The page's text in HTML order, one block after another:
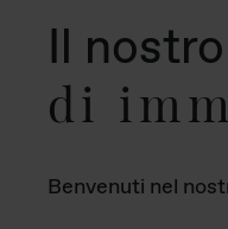
Il nostro
di
Benvenuti nel